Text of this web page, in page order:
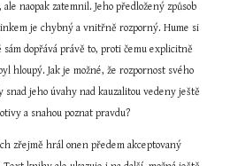
naopak zatemnil. Jeho předložený způsob
je chybný a vnitřně rozporný. Hume si
dopřává právě to, proti čemu explicitně
hloupý. Jak je možné, že rozpornost svého
jeho úvahy nad kauzalitou vedeny ještě
a snahou poznat pravdu?
zřejmě hrál onen předem akceptovaný